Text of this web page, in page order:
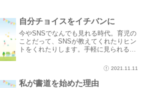
自分チョイスをイチバンに
今やSNSでなんでも見れる時代。育児の
ことだって、SNSが教えてくれたりヒン
トをくれたりします。手軽に見られるの
寝かしつけのことを知りたい時、こんな
風に寝かしつけしていますと、SNSの動
画や投稿で見るこ...
2021.11.11
私が書道を始めた理由